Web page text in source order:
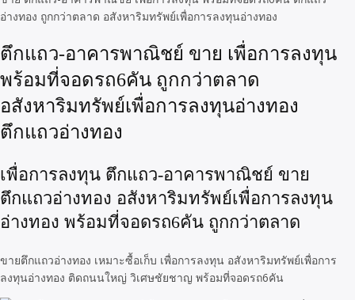
อ่างทอง ถูกกว่าตลาด อสังหาริมทรัพย์เพื่อการลงทุนอ่างทอง
ตึกแถว-อาคารพาณิชย์ ขาย เพื่อการลงทุน
พร้อมที่จอดรถ6คัน ถูกกว่าตลาด
อสังหาริมทรัพย์เพื่อการลงทุนอ่างทอง
ตึกแถวอ่างทอง
เพื่อการลงทุน ตึกแถว-อาคารพาณิชย์ ขาย
ตึกแถวอ่างทอง อสังหาริมทรัพย์เพื่อการลงทุน
อ่างทอง พร้อมที่จอดรถ6คัน ถูกกว่าตลาด
ขายตึกแถวอ่างทอง เหมาะซื้อเก็บ เพื่อการลงทุน อสังหาริมทรัพย์เพื่อการ
ลงทุนอ่างทอง ติดถนนใหญ่ วิเศษชัยชาญ พร้อมที่จอดรถ6คัน